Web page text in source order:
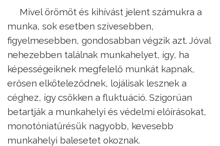
Mivel örömöt és kihívást jelent számukra a
munka, sok esetben szívesebben,
figyelmesebben, gondosabban végzik azt. Jóval
nehezebben találnak munkahelyet, így, ha
képességeiknek megfelelő munkát kapnak,
erősen elköteleződnek, lojálisak lesznek a
céghez, így csökken a fluktuáció. Szigorúan
betartják a munkahelyi és védelmi előírásokat,
monotóniatűrésük nagyobb, kevesebb
munkahelyi balesetet okoznak.